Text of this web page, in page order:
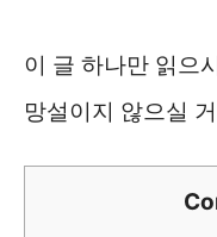
이 글 하나만 읽으
망설이지 않으실